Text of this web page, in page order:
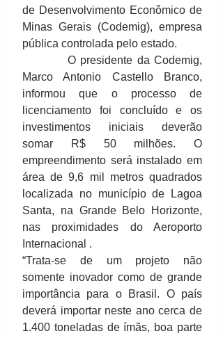
de Desenvolvimento Econômico de
Minas Gerais (Codemig), empresa
pública controlada pelo estado.
Marco Antonio Castello Branco,
informou que o processo de
licenciamento foi concluído e os
investimentos iniciais deverão
somar R$ 50 milhões. O
empreendimento será instalado em
área de 9,6 mil metros quadrados
localizada no município de Lagoa
Santa, na Grande Belo Horizonte,
nas proximidades do Aeroporto
Internacional .
“Trata-se de um projeto não
somente inovador como de grande
importância para o Brasil. O país
deverá importar neste ano cerca de
1.400 toneladas de ímãs, boa parte